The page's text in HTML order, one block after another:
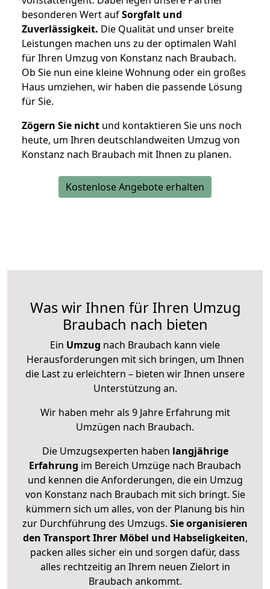
besonderen Wert aufSorgfalt und
Zuverlässigkeit. Die Qualität und unser breite
Leistungen machen uns zu der optimalen Wahl
für Ihren Umzug von Konstanz nach Braubach.
Ob Sie nun eine kleine Wohnung oder ein großes
Haus umziehen, wir haben die passende Lösung
für Sie.
Zögern Sie nicht und kontaktieren Sie uns noch
heute, um Ihren deutschlandweiten Umzug von
Konstanz nach Braubach mit Ihnen zu planen.
Kostenlose Angebote erhalten
Was wir Ihnen für Ihren Umzug
Braubach nach bieten
Ein Umzug nach Braubach kann viele
Herausforderungen mit sich bringen, um Ihnen
die Last zu erleichtern – bieten wir Ihnen unsere
Unterstützung an.
Wir haben mehr als 9 Jahre Erfahrung mit
Umzügen nach Braubach.
Die Umzugsexperten haben langjährige
Erfahrung im Bereich Umzüge nach Braubach
und kennen die Anforderungen, die ein Umzug
von Konstanz nach Braubach mit sich bringt. Sie
kümmern sich um alles, von der Planung bis hin
zur Durchführung des Umzugs. Sie organisieren
den Transport Ihrer Möbel und Habseligkeiten,
packen alles sicher ein und sorgen dafür, dass
alles rechtzeitig an Ihrem neuen Zielort in
Braubach ankommt.